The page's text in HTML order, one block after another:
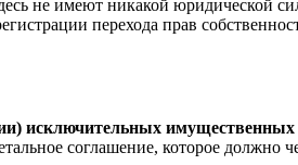
не имеют никакой юридической
перехода прав
исключительных
соглашение, которое должно